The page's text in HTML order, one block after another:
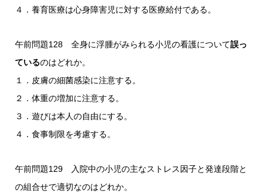
４．養育医療は心身障害児に対する医療給付である。
午前問題128 全身に浮腫がみられる小児の看護について誤っ
ているのはどれか。
１．皮膚の細菌感染に注意する。
２．体重の増加に注意する。
３．遊びは本人の自由にする。
４．食事制限を考慮する。
午前問題129 入院中の小児の主なストレス因子と発達段階と
の組合せで適切なのはどれか。